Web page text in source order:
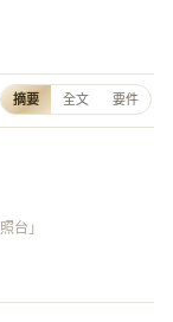
摘要 全文 要件
台」